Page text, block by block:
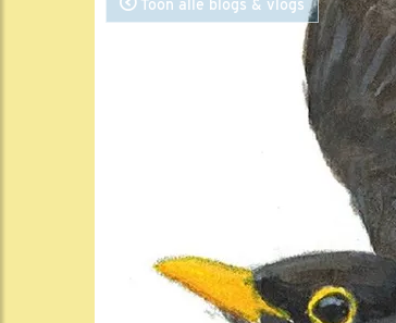
Toon alle blogs & vlogs